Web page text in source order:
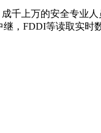
千上万的安全专业
，FDDI等读取实时